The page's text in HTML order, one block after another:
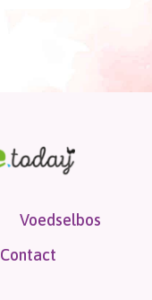
Voedselbos
Contact